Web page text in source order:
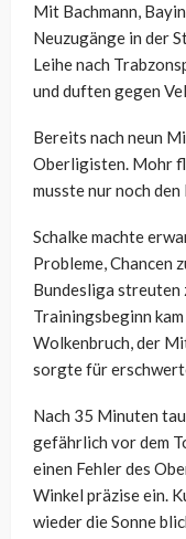
Mit Bachmann,
Neuzugänge in der
Leihe nach
und duften gegen
Bereits nach neun
Oberligisten. Mohr
musste nur noch
Schalke machte
Probleme, Chancen
Bundesliga streuten
Trainingsbeginn
Wolkenbruch, der
sorgte für
Nach 35 Minuten
gefährlich vor dem
einen Fehler des
Winkel präzise ein.
wieder die Sonne